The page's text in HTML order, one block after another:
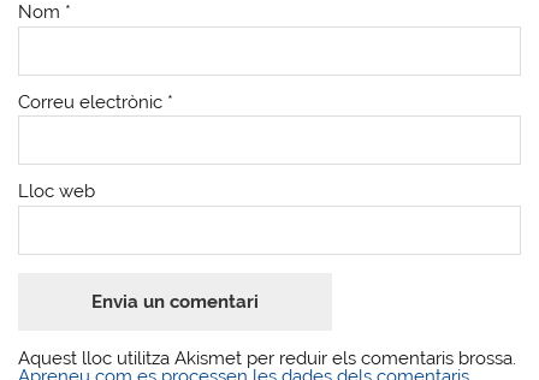
Nom *
Correu electrònic *
Lloc web
Aquest lloc utilitza Akismet per reduir els comentaris brossa.